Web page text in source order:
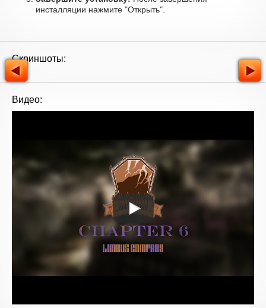
инсталляции нажмите "Открыть".
Скриншоты:
Видео: